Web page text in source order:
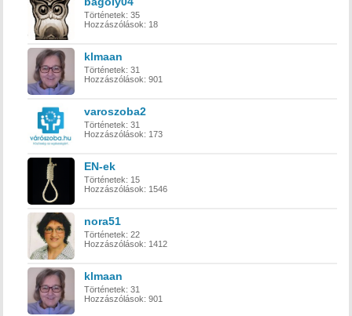
Történetek: 35
Hozzászólások: 18
klmaan
Történetek: 31
Hozzászólások: 901
varoszoba2
Történetek: 31
Hozzászólások: 173
EN-ek
Történetek: 15
Hozzászólások: 1546
nora51
Történetek: 22
Hozzászólások: 1412
klmaan
Történetek: 31
Hozzászólások: 901